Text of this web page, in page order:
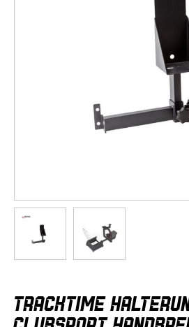
TRACKTIME
Anfang
der